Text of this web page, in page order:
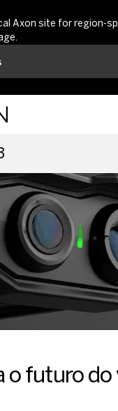
Axon site for region-
o futuro do